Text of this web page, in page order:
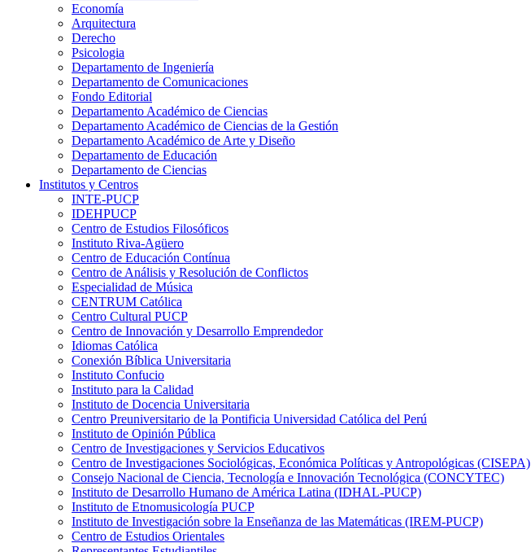
Economía
Arquitectura
Derecho
Psicologia
Departamento de Ingeniería
Departamento de Comunicaciones
Fondo Editorial
Departamento Académico de Ciencias
Departamento Académico de Ciencias de la Gestión
Departamento Académico de Arte y Diseño
Departamento de Educación
Departamento de Ciencias
Institutos y Centros
INTE-PUCP
IDEHPUCP
Centro de Estudios Filosóficos
Instituto Riva-Agüero
Centro de Educación Contínua
Centro de Análisis y Resolución de Conflictos
Especialidad de Música
CENTRUM Católica
Centro Cultural PUCP
Centro de Innovación y Desarrollo Emprendedor
Idiomas Católica
Conexión Bíblica Universitaria
Instituto Confucio
Instituto para la Calidad
Instituto de Docencia Universitaria
Centro Preuniversitario de la Pontificia Universidad Católica del Perú
Instituto de Opinión Pública
Centro de Investigaciones y Servicios Educativos
Centro de Investigaciones Sociológicas, Económica Políticas y Antropológicas (CISEPA)
Consejo Nacional de Ciencia, Tecnología e Innovación Tecnológica (CONCYTEC)
Instituto de Desarrollo Humano de América Latina (IDHAL-PUCP)
Instituto de Etnomusicología PUCP
Instituto de Investigación sobre la Enseñanza de las Matemáticas (IREM-PUCP)
Centro de Estudios Orientales